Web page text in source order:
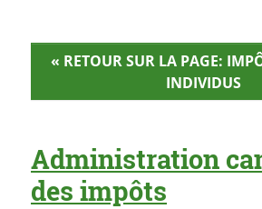
« RETOUR SUR LA PAGE:
INDIVIDUS
Administration
des impôts